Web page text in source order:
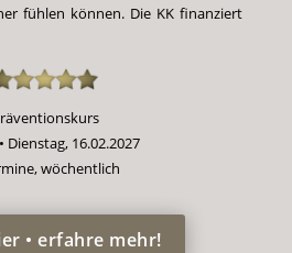
fühlen können. Die KK finanziert
Dienstag, 16.02.2027
wöchentlich
• erfahre mehr!